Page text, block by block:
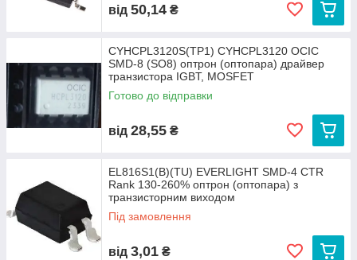
від 50,14 ₴
CYHCPL3120S(TP1) CYHCPL3120 OCIC
SMD-8 (SO8) оптрон (оптопара) драйвер
транзистора IGBT, MOSFET
Готово до відправки
від 28,55 ₴
EL816S1(B)(TU) EVERLIGHT SMD-4 CTR
Rank 130-260% оптрон (оптопара) з
транзисторним виходом
Під замовлення
від 3,01 ₴